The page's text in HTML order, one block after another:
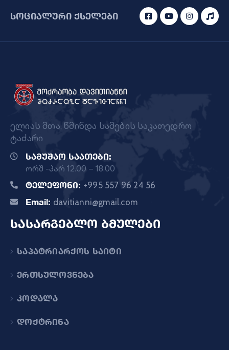
სოციალური ქსელები
ელიას მთა, წმინდა სამების საკათედრო
ტაძარი
სამუშაო საათები:
ორშ -პარ 12.00 – 18.00
ტელეფონი: +995 557 96 24 56
Email: davitianni@gmail.com
სასარგებლო ბმულები
საპატრიარქოს საიტი
ერთსულოვნება
კოდალა
დოქტრინა